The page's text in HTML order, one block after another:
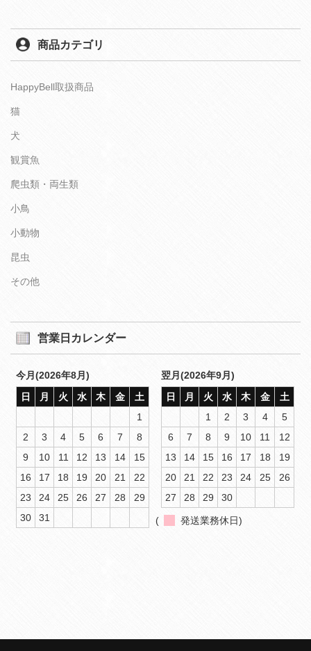
商品カテゴリ
HappyBell取扱商品
猫
犬
観賞魚
爬虫類・両生類
小鳥
小動物
昆虫
その他
営業日カレンダー
今月(2026年8月)
日
月 火 水 木 金
土
1
2
3 4 5 6 7
8
9
10 11 12 13 14
15
16
17 18 19 20 21
22
23
24 25 26 27 28
29
30
31
翌月(2026年9月)
日
月 火 水 木 金
土
1
2 3 4
5
6
7 8 9 10 11
12
13
14 15 16 17 18
19
20
21 22 23 24 25
26
27
28 29 30
( 発送業務休日)